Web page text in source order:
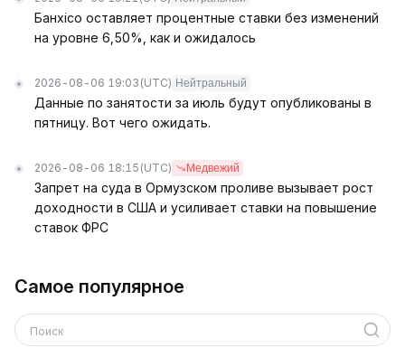
Банxico оставляет процентные ставки без изменений
на уровне 6,50%, как и ожидалось
2026-08-06 19:03 (UTC) Нейтральный
Данные по занятости за июль будут опубликованы в
пятницу. Вот чего ожидать.
2026-08-06 18:15 (UTC) Медвежий
Запрет на суда в Ормузском проливе вызывает рост
доходности в США и усиливает ставки на повышение
ставок ФРС
Самое популярное
Поиск